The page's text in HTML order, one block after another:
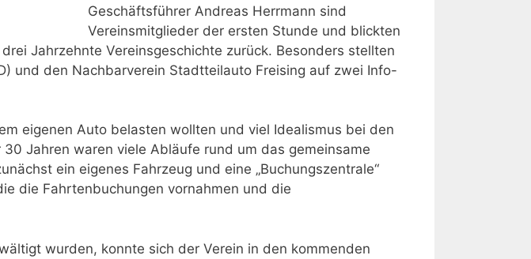
Geschäftsführer Andreas Herrmann sind
Vereinsmitglieder der ersten Stunde und blickten
Jahrzehnte Vereinsgeschichte zurück. Besonders stellten
und den Nachbarverein Stadtteilauto Freising auf zwei Info-
eigenen Auto belasten wollten und viel Idealismus bei den
Jahren waren viele Abläufe rund um das gemeinsame
ein eigenes Fahrzeug und eine „Buchungszentrale“
die Fahrtenbuchungen vornahmen und die
wurden, konnte sich der Verein in den kommenden